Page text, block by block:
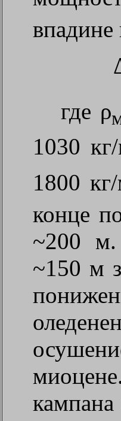
впадине
где ρ
1030
1800
конце
~200
~150 м